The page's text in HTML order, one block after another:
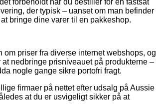
forbeholdt når du bestiller for en fastsat
der typisk – uanset om man befinder
bringe dine varer til en pakkeshop.
priser fra diverse internet webshops, og
nedbringe prisniveauet på produkterne –
nogle gange sikre portofri fragt.
firmaer på nettet efter udsalg på Aussie
at du er usvigeligt sikker på at